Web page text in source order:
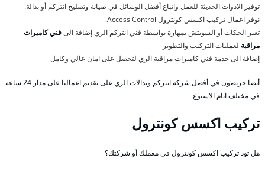
توفير الادوات الحديثة للعمل واتباع أفضل الوسائل في صيانة وتصليح انتركم أو بدالة.
نوفر اعمال تركيب اكسس كونترول Access Control.
تغير الجكات أو السويتش بمهارة بواسطة فني انتركم الري إضافة الىفني كاميرات
مراقبة لعمليات التركيب والتطوير
إضافة الى خدمة فني كاميرات مراقبة الري لتحصل على امان عالي وكامل
أيضا حريصون في أفضل شركة انتركم وبدالات الري على تقديم اعمالنا على مدار 24 ساعة
في مختلف ايام الاسبوع.
تركيب اكسس كونترول
هل تود تركيب اكسس كونترول في معملك أو شركتك؟